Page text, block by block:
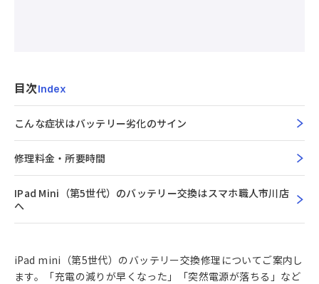
目次Index
こんな症状はバッテリー劣化のサイン
修理料金・所要時間
IPad Mini（第5世代）のバッテリー交換はスマホ職人市川店
へ
iPad mini（第5世代）のバッテリー交換修理についてご案内し
ます。「充電の減りが早くなった」「突然電源が落ちる」など